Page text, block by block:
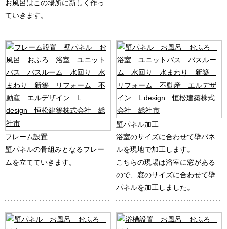
お風呂はこの場所に新しく作っ
ていきます。
フレーム設置
壁パネルの骨組みとなるフレー
ムを立てていきます。
壁パネル加工
浴室のサイズに合わせて壁パネ
ルを現地で加工します。
こちらの現場は浴室に窓がある
ので、窓のサイズに合わせて壁
パネルを加工しました。